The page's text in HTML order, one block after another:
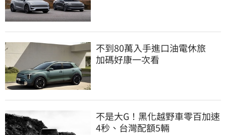
不到80萬入手進口油電休旅
加碼好康一次看
不是大G！黑化越野車零百加速
4秒、台灣配額5輛